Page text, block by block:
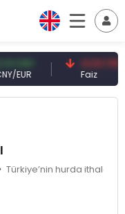
41,53 TRY
Türkiye’nin hurda ithalatı